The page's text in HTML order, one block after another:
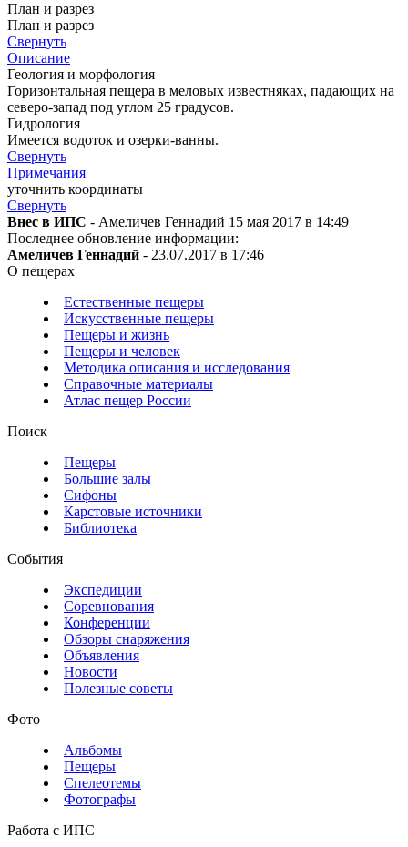
План и разрез
План и разрез
Свернуть
Описание
Геология и морфология
Горизонтальная пещера в меловых известняках, падающих на
северо-запад под углом 25 градусов.
Гидрология
Имеется водоток и озерки-ванны.
Свернуть
Примечания
уточнить координаты
Свернуть
Внес в ИПС - Амеличев Геннадий 15 мая 2017 в 14:49
Последнее обновление информации:
Амеличев Геннадий - 23.07.2017 в 17:46
О пещерах
Естественные пещеры
Искусственные пещеры
Пещеры и жизнь
Пещеры и человек
Методика описания и исследования
Справочные материалы
Атлас пещер России
Поиск
Пещеры
Большие залы
Сифоны
Карстовые источники
Библиотека
События
Экспедиции
Соревнования
Конференции
Обзоры снаряжения
Объявления
Новости
Полезные советы
Фото
Альбомы
Пещеры
Спелеотемы
Фотографы
Работа с ИПС